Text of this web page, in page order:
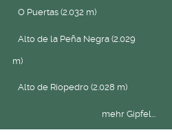
O Puertas (2.032 m)
Alto de la Peña Negra (2.029
m)
Alto de Riopedro (2.028 m)
mehr Gipfel...